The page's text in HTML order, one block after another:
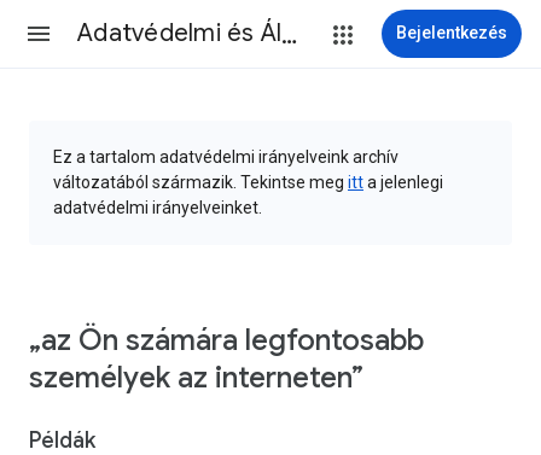
Adatvédelmi és Általános Szerződési Feltételek Bejelentkezés
Ez a tartalom adatvédelmi irányelveink archív
változatából származik. Tekintse meg itta jelenlegi
adatvédelmi irányelveinket.
„az Ön számára legfontosabb
személyek az interneten”
Példák